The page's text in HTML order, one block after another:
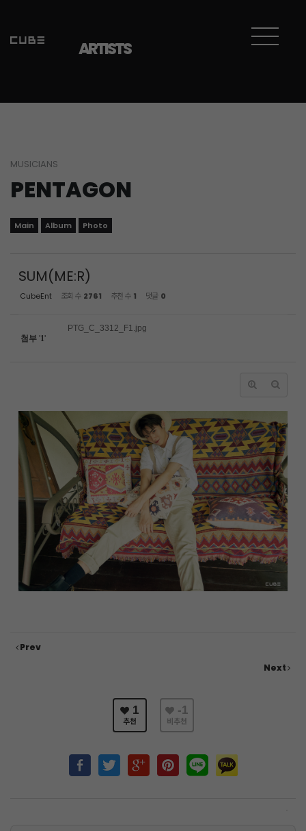
ARTISTS
MUSICIANS
PENTAGON
Main Album Photo
SUM(ME:R)
CubeEnt 조회 수 2761 추천 수 1 댓글 0
첨부 '1'
PTG_C_3312_F1.jpg
Prev
Next
1
추천
-1
비추천